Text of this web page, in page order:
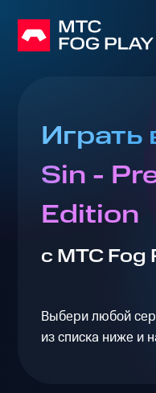
Играть
Sin -
Edition
с МТС Fog
Выбери любой
из списка ниже и